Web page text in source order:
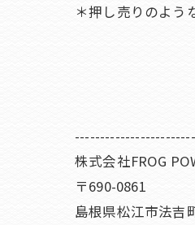
＊押し売りのよ
株式会社FROG
〒690-0861
島根県松江市法吉